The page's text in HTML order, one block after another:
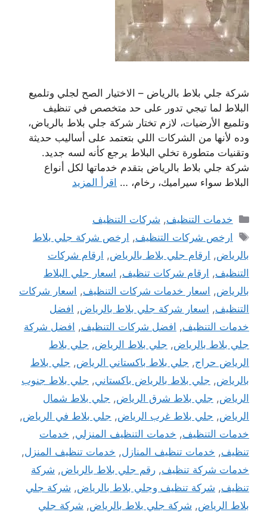
شركة جلي بلاط بالرياض – الاختيار الصح لجلي وتلميع
البلاط لما تيجي تدور على حد متخصص في تنظيف
وتلميع الأرضيات، لازم تختار شركة جلي بلاط بالرياض،
وده لأنها من الشركات اللي بتعتمد على أساليب حديثة
وتقنيات متطورة تخلي البلاط يرجع كأنه لسه جديد.
شركة جلي بلاط بالرياض بتقدم خدماتها لكل أنواع
البلاط سواء سيراميك، رخام، … اقرأ المزيد
التصنيفات
خدمات التنظيف, شركات التنظيف
الوسوم
ارخص شركات التنظيف, ارخص شركة جلي بلاط
بالرياض, ارقام جلي بلاط بالرياض, ارقام شركات
التنظيف, ارقام شركات تنظيف, اسعار جلي البلاط
بالرياض, اسعار خدمات شركات التنظيف, اسعار شركات
التنظيف, اسعار شركة جلي بلاط بالرياض, افضل
خدمات التنظيف, افضل شركات التنظيف, افضل شركة
جلي بلاط بالرياض, جلي بلاط الرياض, جلي بلاط
الرياض حراج, جلي بلاط باكستاني الرياض, جلي بلاط
بالرياض, جلي بلاط بالرياض باكستاني, جلي بلاط جنوب
الرياض, جلي بلاط شرق الرياض, جلي بلاط شمال
الرياض, جلي بلاط غرب الرياض, جلي بلاط في الرياض,
خدمات التنظيف, خدمات التنظيف المنزلي, خدمات
تنظيف, خدمات تنظيف المنازل, خدمات تنظيف المنزل,
خدمات شركة تنظيف, رقم جلي بلاط بالرياض, شركة
تنظيف, شركة تنظيف وجلي بلاط بالرياض, شركة جلي
بلاط الرياض, شركة جلي بلاط بالرياض, شركة جلي